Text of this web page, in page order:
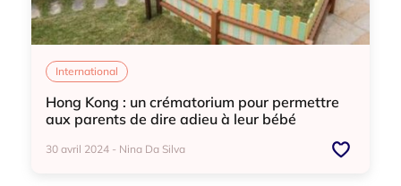
International
Hong Kong : un crématorium pour permettre
aux parents de dire adieu à leur bébé
30 avril 2024 - Nina Da Silva